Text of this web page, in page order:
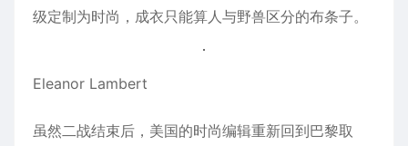
级定制为时尚，成衣只能算人与野兽区分的布条子。
Eleanor Lambert
虽然二战结束后，美国的时尚编辑重新回到巴黎取